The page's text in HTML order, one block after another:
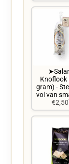
Knoflook
gram) -
vol van